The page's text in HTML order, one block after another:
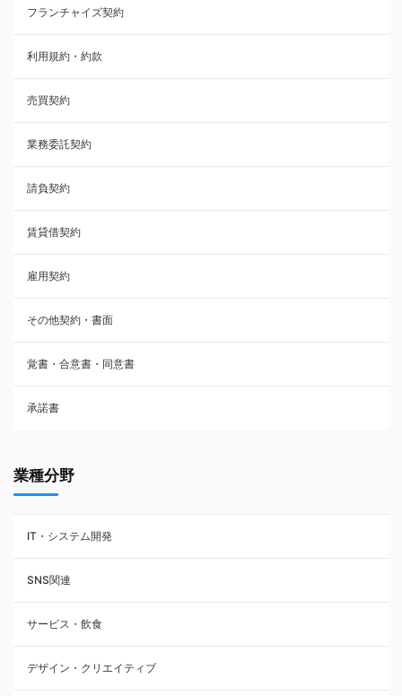
利用規約・約款
覚書・合意書・同意書
承諾書
雇用契約
その他契約・書面
売買契約
株主総会議事録・関連書類
請負契約
フランチャイズ契約
賃貸借契約
フランチャイズ契約
利用規約・約款
売買契約
業務委託契約
請負契約
賃貸借契約
雇用契約
その他契約・書面
覚書・合意書・同意書
承諾書
業種分野
IT・システム開発
SNS関連
サービス・飲食
デザイン・クリエイティブ